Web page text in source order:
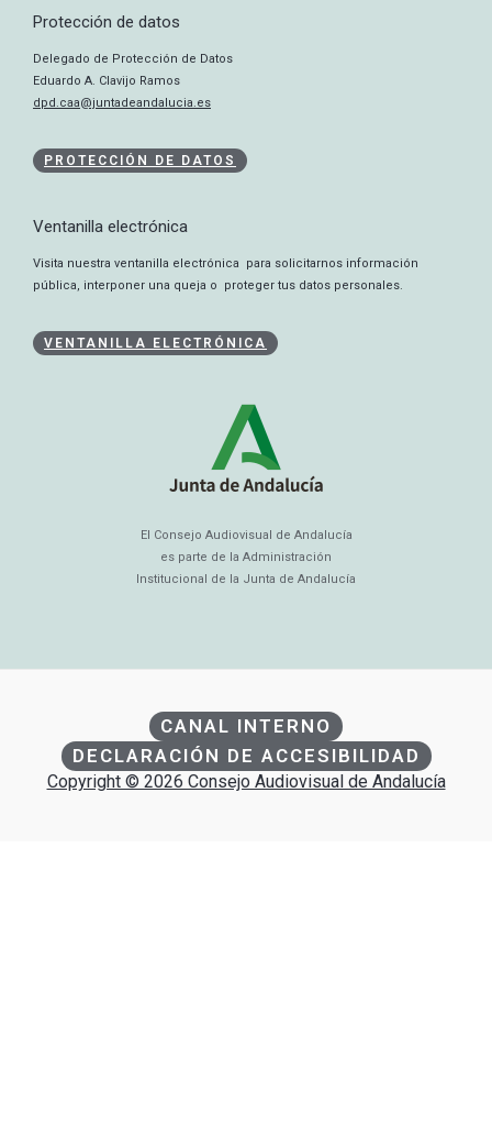
Protección de datos
Delegado de Protección de Datos
Eduardo A. Clavijo Ramos
dpd.caa@juntadeandalucia.es
PROTECCIÓN DE DATOS
Ventanilla electrónica
Visita nuestra ventanilla electrónica para solicitarnos información
pública, interponer una queja o proteger tus datos personales.
VENTANILLA ELECTRÓNICA
El Consejo Audiovisual de Andalucía
es parte de la Administración
Institucional de la Junta de Andalucía
CANAL INTERNO
DECLARACIÓN DE ACCESIBILIDAD
Copyright © 2026 Consejo Audiovisual de Andalucía